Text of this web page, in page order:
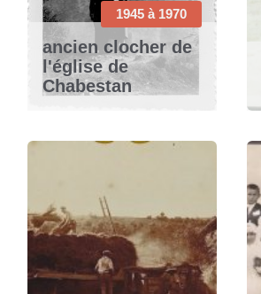
ancien clocher de
l'église de
Chabestan
1945 à 1970